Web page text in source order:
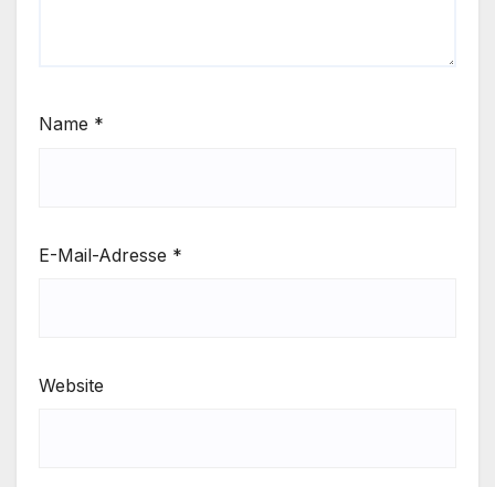
Name *
E-Mail-Adresse *
Website